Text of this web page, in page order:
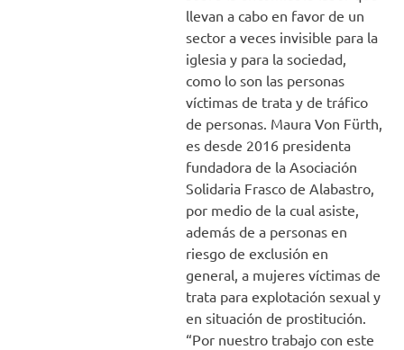
llevan a cabo en favor de un
sector a veces invisible para la
iglesia y para la sociedad,
como lo son las personas
víctimas de trata y de tráfico
de personas. Maura Von Fürth,
es desde 2016 presidenta
fundadora de la Asociación
Solidaria Frasco de Alabastro,
por medio de la cual asiste,
además de a personas en
riesgo de exclusión en
general, a mujeres víctimas de
trata para explotación sexual y
en situación de prostitución.
“Por nuestro trabajo con este